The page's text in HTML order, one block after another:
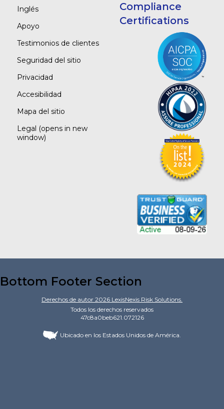
Inglés
Apoyo
Testimonios de clientes
Seguridad del sitio
Privacidad
Accesibilidad
Mapa del sitio
Legal (opens in new
window)
Compliance
Certifications
Bottom Footer Section
Derechos de autor 2026 LexisNexis Risk Solutions.
Todos los derechos reservados
47c8a0beb621.072126
Ubicado en los Estados Unidos de América.